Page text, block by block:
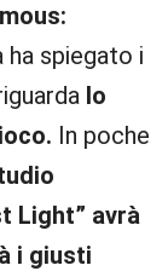
ha spiegato i
lo
In poche
Light” avrà
i giusti